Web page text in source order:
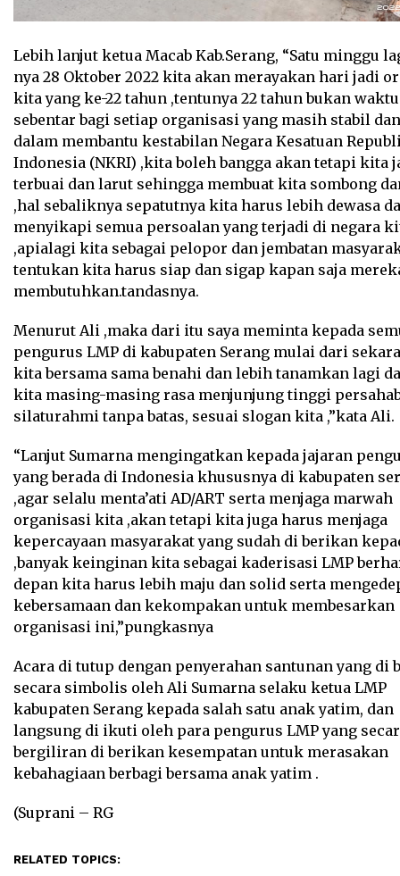
Lebih lanjut ketua Macab Kab.Serang, “Satu minggu
nya 28 Oktober 2022 kita akan merayakan hari jadi
kita yang ke-22 tahun ,tentunya 22 tahun bukan
sebentar bagi setiap organisasi yang masih stabil
dalam membantu kestabilan Negara Kesatuan
Indonesia (NKRI) ,kita boleh bangga akan tetapi kita
terbuai dan larut sehingga membuat kita sombong
,hal sebaliknya sepatutnya kita harus lebih dewasa
menyikapi semua persoalan yang terjadi di negara
,apialagi kita sebagai pelopor dan jembatan
tentukan kita harus siap dan sigap kapan saja
membutuhkan.tandasnya.
Menurut Ali ,maka dari itu saya meminta kepada
pengurus LMP di kabupaten Serang mulai dari
kita bersama sama benahi dan lebih tanamkan lagi
kita masing-masing rasa menjunjung tinggi
silaturahmi tanpa batas, sesuai slogan kita ,”kata Ali.
“Lanjut Sumarna mengingatkan kepada jajaran
yang berada di Indonesia khususnya di kabupaten
,agar selalu menta’ati AD/ART serta menjaga marwah
organisasi kita ,akan tetapi kita juga harus menjaga
kepercayaan masyarakat yang sudah di berikan
,banyak keinginan kita sebagai kaderisasi LMP
depan kita harus lebih maju dan solid serta
kebersamaan dan kekompakan untuk membesarkan
organisasi ini,”pungkasnya
Acara di tutup dengan penyerahan santunan yang di
secara simbolis oleh Ali Sumarna selaku ketua LMP
kabupaten Serang kepada salah satu anak yatim, dan
langsung di ikuti oleh para pengurus LMP yang
bergiliran di berikan kesempatan untuk merasakan
kebahagiaan berbagi bersama anak yatim .
(Suprani – RG
RELATED TOPICS: